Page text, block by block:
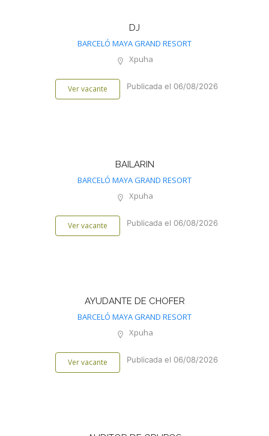
DJ
BARCELÓ MAYA GRAND RESORT
Xpuha
Ver vacante Publicada el 06/08/2026
BAILARIN
BARCELÓ MAYA GRAND RESORT
Xpuha
Ver vacante Publicada el 06/08/2026
AYUDANTE DE CHOFER
BARCELÓ MAYA GRAND RESORT
Xpuha
Ver vacante Publicada el 06/08/2026